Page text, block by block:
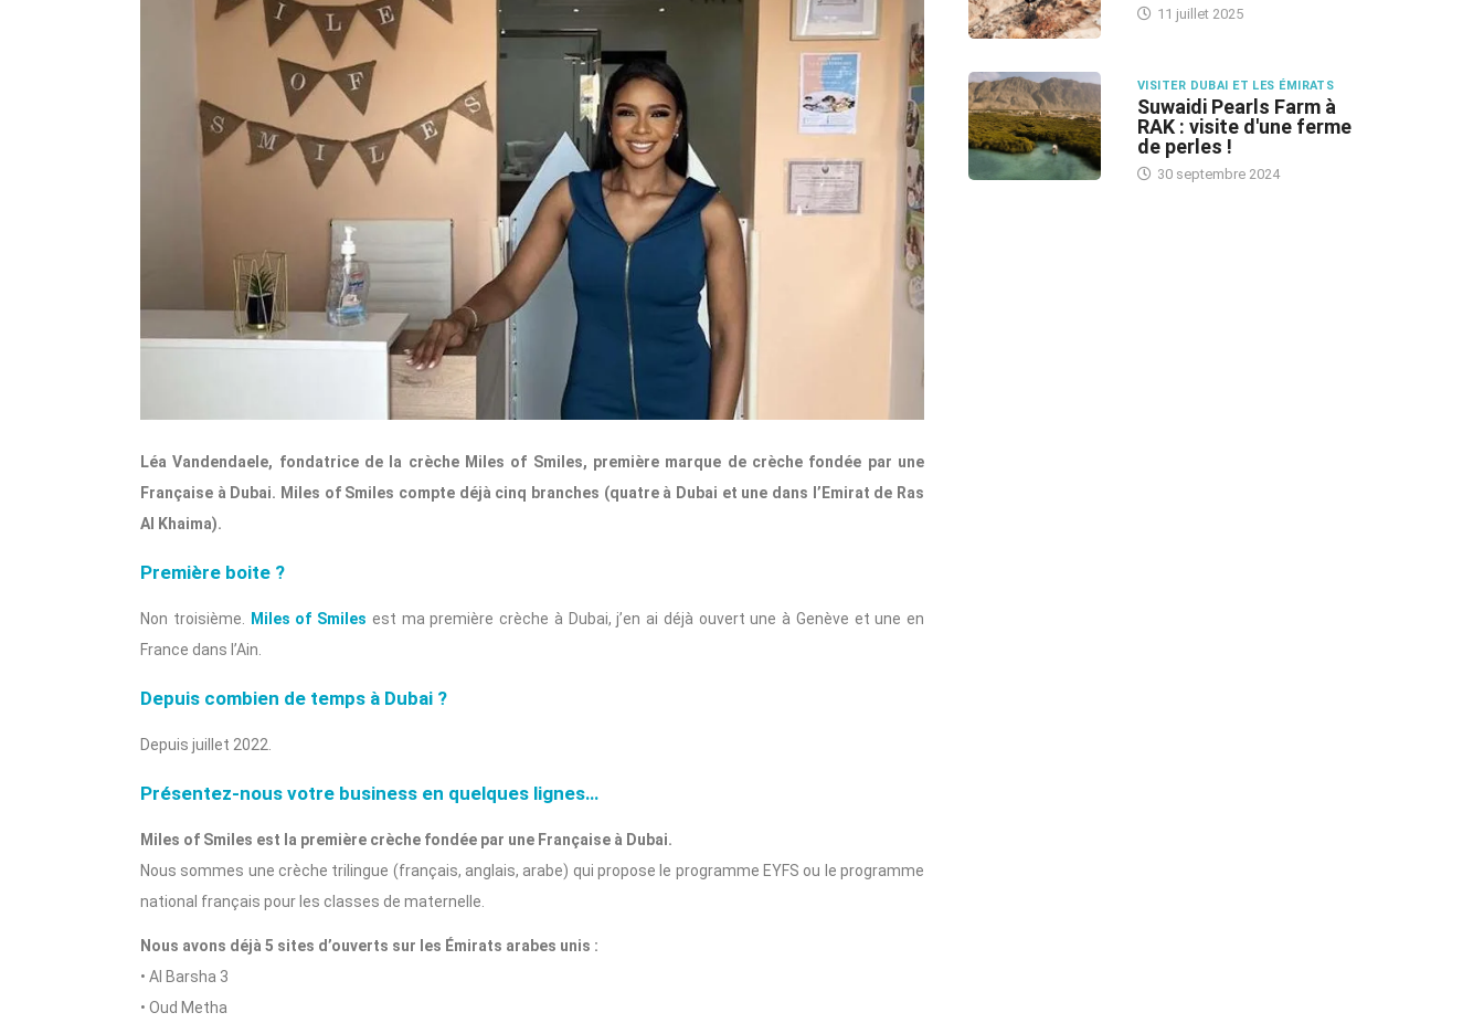
Léa Vandendaele, fondatrice de la crèche Miles of Smiles, première marque de crèche fondée par une
Française à Dubai. Miles of Smiles compte déjà cinq branches (quatre à Dubai et une dans l’Emirat de Ras
Al Khaima).
Première boite ?
Non troisième. Miles of Smiles est ma première crèche à Dubai, j’en ai déjà ouvert une à Genève et une en
France dans l’Ain.
Depuis combien de temps à Dubai ?
Depuis juillet 2022.
Présentez-nous votre business en quelques lignes…
Miles of Smiles est la première crèche fondée par une Française à Dubai.
Nous sommes une crèche trilingue (français, anglais, arabe) qui propose le programme EYFS ou le programme
national français pour les classes de maternelle.
Nous avons déjà 5 sites d’ouverts sur les Émirats arabes unis :
• Al Barsha 3
• Oud Metha
11 juillet 2025
VISITER DUBAI ET LES ÉMIRATS
Suwaidi Pearls Farm à
RAK : visite d'une ferme
de perles !
30 septembre 2024